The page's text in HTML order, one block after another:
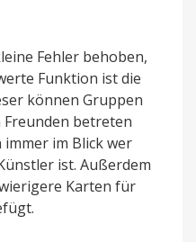
Fehler behoben,
Funktion ist die
können Gruppen
betreten
immer im Blick wer
ist. Außerdem
Karten für